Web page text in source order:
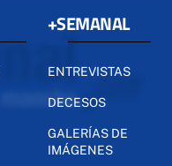
+SEMANAL
ENTREVISTAS
DECESOS
GALERÍAS DE
IMÁGENES